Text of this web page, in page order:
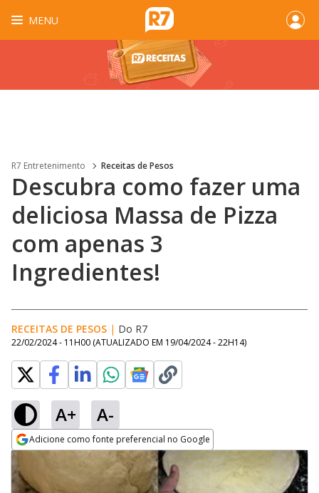
MENU
R7 Entretenimento Receitas de Pesos
Descubra como fazer uma
deliciosa Massa de Pizza
com apenas 3
Ingredientes!
RECEITAS DE PESOS | Do R7
22/02/2024 - 11H00 (ATUALIZADO EM 19/04/2024 - 22H14)
A+ A-
Adicione como fonte preferencial no Google
Opens in new window